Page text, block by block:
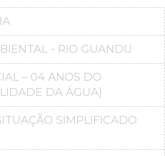
- RIO GUANDU
– 04 ANOS DO
DA ÁGUA)
SIMPLIFICADO